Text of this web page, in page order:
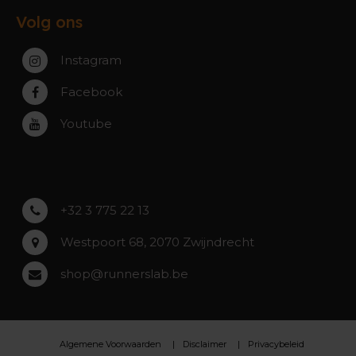
Service, Garantie & Reparatie
Paal-Beringen
Zwijndrecht
Rumst
Roeselare
Asse
Werking winkels
Contact
Volg ons
Instagram
Facebook
Youtube
+32 3 775 22 13
Westpoort 68, 2070 Zwijndrecht
shop@runnerslab.be
Algemene Voorwaarden Disclaimer
Privacybeleid